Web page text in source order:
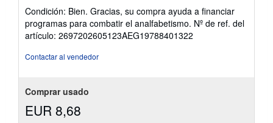
vendedor:
5
de
Condición: Bien. Gracias, su compra ayuda a financiar
programas para combatir el analfabetismo. Nº de ref. del
artículo: 2697202605123AEG19788401322
Contactar al vendedor
Comprar usado
EUR 8,68